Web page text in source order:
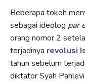
Beberapa tokoh
sebagai ideolog par
orang nomor 2
terjadinya revolusi
tahun sebelum
diktator Syah